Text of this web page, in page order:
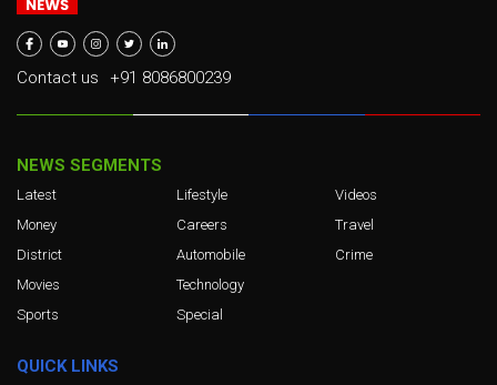
Contact us +91 8086800239
NEWS SEGMENTS
Latest
Money
District
Movies
Sports
Lifestyle
Careers
Automobile
Technology
Special
Videos
Travel
Crime
QUICK LINKS